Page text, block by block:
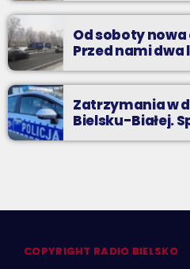
Od soboty
Przed nami
Zatrzymania w
Bielsku-Białej.
COPYRIGHT RADIO BIELSKO